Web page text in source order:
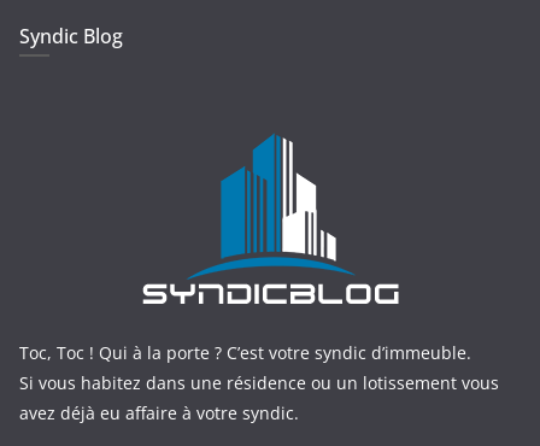
Syndic Blog
Toc, Toc ! Qui à la porte ? C’est votre syndic d’immeuble.
Si vous habitez dans une résidence ou un lotissement vous
avez déjà eu affaire à votre syndic.